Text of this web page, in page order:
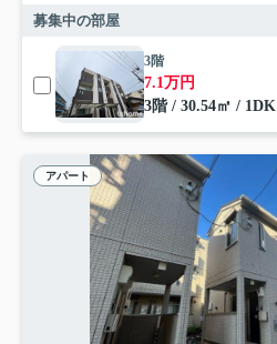
募集中の部屋
3階
7.1万円
3階 / 30.54㎡ / 1DK
アパート